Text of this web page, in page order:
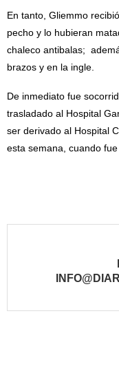
En tanto, Gliemmo
pecho y lo hubieran
chaleco antibalas;
brazos y en la ingle.
De inmediato fue
trasladado al Hospital
ser derivado al Hospital
esta semana, cuando